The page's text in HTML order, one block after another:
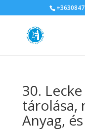
30.
tárolása,
Anyag,